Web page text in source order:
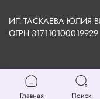
ИП ТАСКАЕВА ЮЛИЯ
ОГРН 317110100019929
Главная Поиск